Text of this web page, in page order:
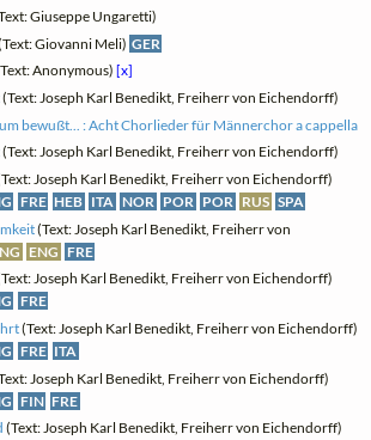
Giuseppe Ungaretti)
Giovanni Meli) GER
Anonymous) [x]
(Text: Joseph Karl Benedikt, Freiherr von Eichendorff)
bewußt... : Acht Chorlieder für Männerchor a cappella
(Text: Joseph Karl Benedikt, Freiherr von Eichendorff)
Joseph Karl Benedikt, Freiherr von Eichendorff)
FRE HEB ITA NOR POR POR RUS SPA
(Text: Joseph Karl Benedikt, Freiherr von
ENG FRE
Joseph Karl Benedikt, Freiherr von Eichendorff)
FRE
(Text: Joseph Karl Benedikt, Freiherr von Eichendorff)
FRE ITA
Joseph Karl Benedikt, Freiherr von Eichendorff)
FIN FRE
(Text: Joseph Karl Benedikt, Freiherr von Eichendorff)